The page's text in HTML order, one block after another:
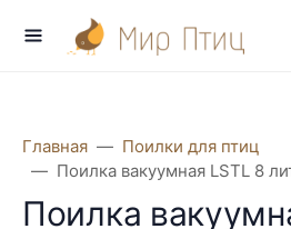
Главная
Поилки для птиц
Поилка вакуумная LSTL 8
Поилка